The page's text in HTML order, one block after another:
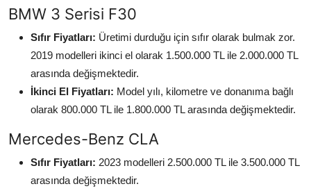
BMW 3 Serisi F30
Sıfır Fiyatları: Üretimi durduğu için sıfır olarak bulmak zor.
2019 modelleri ikinci el olarak 1.500.000 TL ile 2.000.000 TL
arasında değişmektedir.
İkinci El Fiyatları: Model yılı, kilometre ve donanıma bağlı
olarak 800.000 TL ile 1.800.000 TL arasında değişmektedir.
Mercedes-Benz CLA
Sıfır Fiyatları: 2023 modelleri 2.500.000 TL ile 3.500.000 TL
arasında değişmektedir.